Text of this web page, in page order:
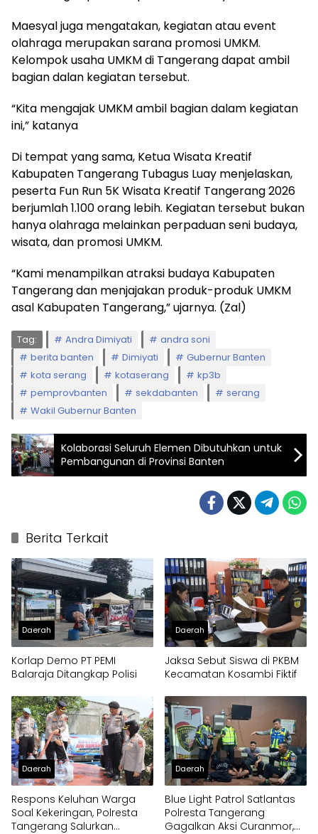
Maesyal juga mengatakan, kegiatan atau event
olahraga merupakan sarana promosi UMKM.
Kelompok usaha UMKM di Tangerang dapat ambil
bagian dalan kegiatan tersebut.
“Kita mengajak UMKM ambil bagian dalam kegiatan
ini,” katanya
Di tempat yang sama, Ketua Wisata Kreatif
Kabupaten Tangerang Tubagus Luay menjelaskan,
peserta Fun Run 5K Wisata Kreatif Tangerang 2026
berjumlah 1.100 orang lebih. Kegiatan tersebut bukan
hanya olahraga melainkan perpaduan seni budaya,
wisata, dan promosi UMKM.
“Kami menampilkan atraksi budaya Kabupaten
Tangerang dan menjajakan produk-produk UMKM
asal Kabupaten Tangerang,” ujarnya. (Zal)
Tag: Andra Dimiyati
andra soni
berita banten
Dimiyati
Gubernur Banten
kota serang
kotaserang
kp3b
pemprovbanten
sekdabanten
serang
Wakil Gubernur Banten
Kolaborasi Seluruh Elemen Dibutuhkan untuk
Pembangunan di Provinsi Banten
Berita Terkait
Daerah
Korlap Demo PT PEMI
Balaraja Ditangkap Polisi
Daerah
Jaksa Sebut Siswa di PKBM
Kecamatan Kosambi Fiktif
Daerah
Respons Keluhan Warga
Soal Kekeringan, Polresta
Tangerang Salurkan
Daerah
Blue Light Patrol Satlantas
Polresta Tangerang
Gagalkan Aksi Curanmor,